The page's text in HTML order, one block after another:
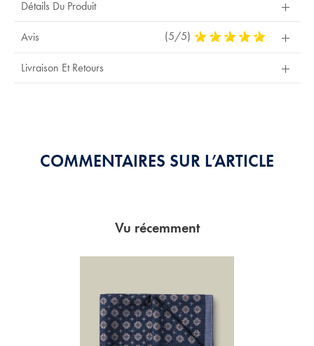
Détails Du Produit
Avis (5/5) 5
Livraison Et Retours
COMMENTAIRES SUR L’ARTICLE
Vu récemment